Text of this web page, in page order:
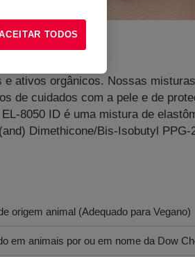
e ativos orgânicos. Nossas
de cuidados com a pele e de
8050 ID é uma mistura de
Dimethicone/Bis-Isobutyl PPG-
origem animal (Adequado para Vegano)
em animais por ou em nome da Dow
TODOS